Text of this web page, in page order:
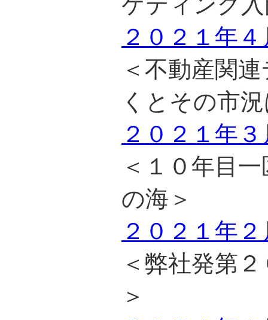
２０２１年
＜不動産関
くとその市
２０２１年
＜１０年目
の海＞
２０２１年
＜弊社発第
＞